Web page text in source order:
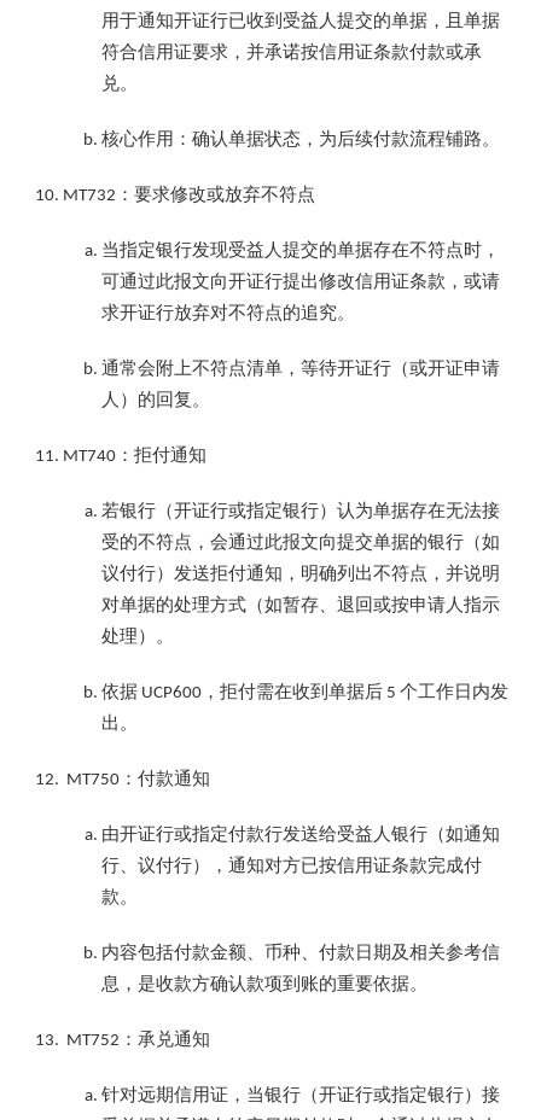
用于通知开证行已收到受益人提交的单据，且单据
符合信用证要求，并承诺按信用证条款付款或承
兑。
核心作用：确认单据状态，为后续付款流程铺路。
MT732 ：要求修改或放弃不符点
当指定银行发现受益人提交的单据存在不符点时，
可通过此报文向开证行提出修改信用证条款，或请
求开证行放弃对不符点的追究。
通常会附上不符点清单，等待开证行（或开证申请
人）的回复。
MT740 ：拒付通知
若银行（开证行或指定银行）认为单据存在无法接
受的不符点，会通过此报文向提交单据的银行（如
议付行）发送拒付通知，明确列出不符点，并说明
对单据的处理方式（如暂存、退回或按申请人指示
处理）。
依据 UCP600 ，拒付需在收到单据后 5 个工作日内发
出。
MT750 ：付款通知
由开证行或指定付款行发送给受益人银行（如通知
行、议付行），通知对方已按信用证条款完成付
款。
内容包括付款金额、币种、付款日期及相关参考信
息，是收款方确认款项到账的重要依据。
MT752 ：承兑通知
针对远期信用证，当银行（开证行或指定银行）接